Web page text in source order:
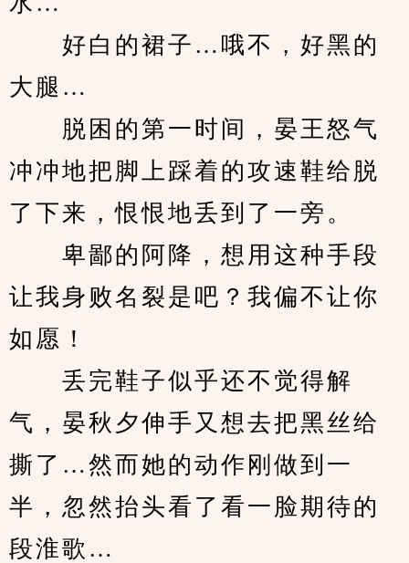
好白的裙子…哦不，好黑的
大腿…
脱困的第一时间，晏王怒气
冲冲地把脚上踩着的攻速鞋给脱
了下来，恨恨地丢到了一旁。
卑鄙的阿降，想用这种手段
让我身败名裂是吧？我偏不让你
如愿！
丢完鞋子似乎还不觉得解
气，晏秋夕伸手又想去把黑丝给
撕了…然而她的动作刚做到一
半，忽然抬头看了看一脸期待的
段淮歌…